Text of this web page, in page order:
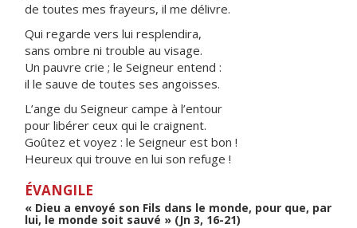
de toutes mes frayeurs, il me délivre.
Qui regarde vers lui resplendira,
sans ombre ni trouble au visage.
Un pauvre crie ; le Seigneur entend :
il le sauve de toutes ses angoisses.
L’ange du Seigneur campe à l’entour
pour libérer ceux qui le craignent.
Goûtez et voyez : le Seigneur est bon !
Heureux qui trouve en lui son refuge !
ÉVANGILE
« Dieu a envoyé son Fils dans le monde, pour que, par
lui, le monde soit sauvé » (Jn 3, 16-21)